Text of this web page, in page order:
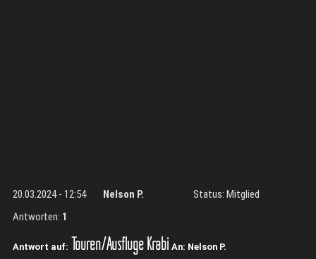
20.03.2024 - 12:54 Nelson P.
Status: Mitglied
Antworten: 1
Antwort auf: Touren/Ausflüge Krabi An: Nelson P.